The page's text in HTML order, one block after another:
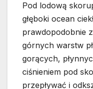
Pod lodową
głęboki ocean
prawdopodobnie
górnych warstw
gorących,
ciśnieniem pod
przepływać i